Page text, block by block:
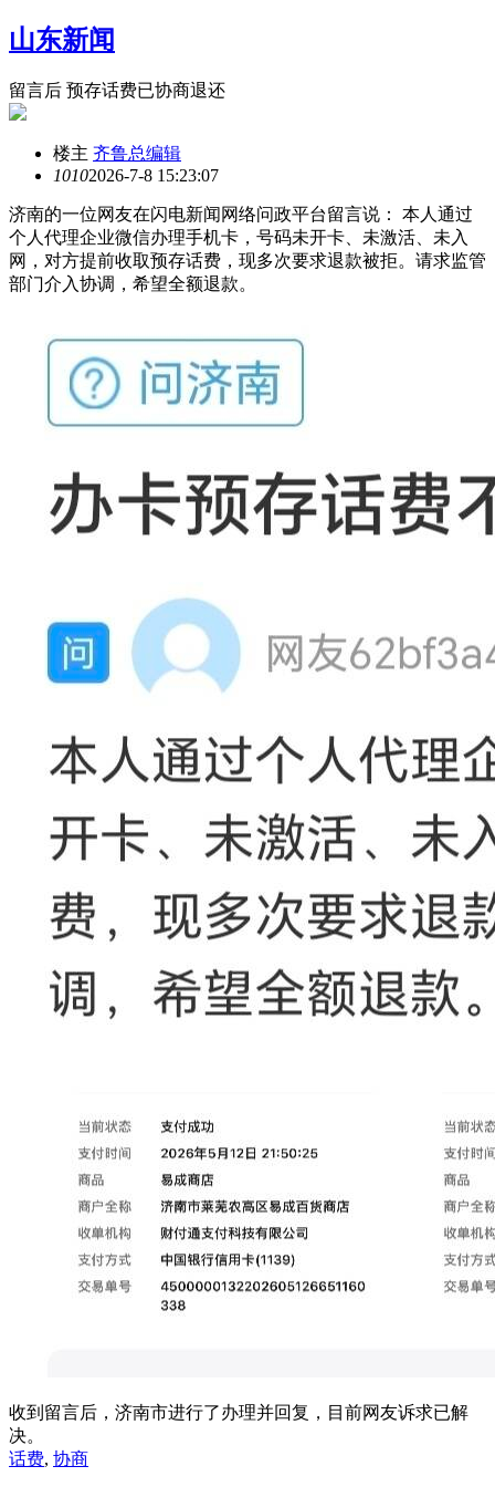
山东新闻
留言后 预存话费已协商退还
楼主 齐鲁总编辑
10102026-7-8 15:23:07
济南的一位网友在闪电新闻网络问政平台留言说： 本人通过
个人代理企业微信办理手机卡，号码未开卡、未激活、未入
网，对方提前收取预存话费，现多次要求退款被拒。请求监管
部门介入协调，希望全额退款。
收到留言后，济南市进行了办理并回复，目前网友诉求已解
决。
话费, 协商